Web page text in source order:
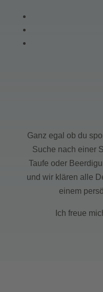
Ganz egal ob du
Suche nach einer
Taufe oder
und wir klären alle
einem
Ich freue